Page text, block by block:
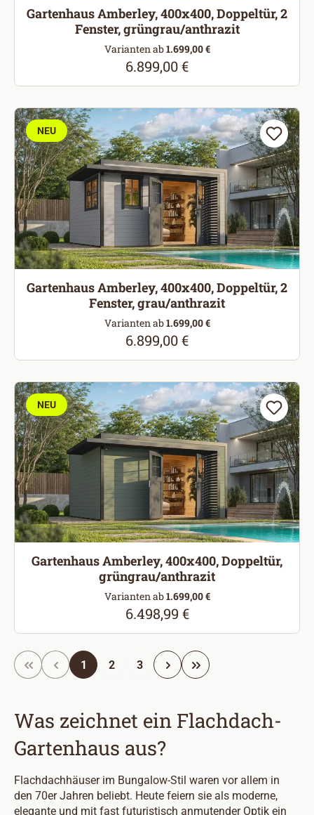
Gartenhaus Amberley, 400x400, Doppeltür, 2
Fenster, grüngrau/anthrazit
Varianten ab1.699,00 €
Regulärer Preis:
6.899,00 €
NEU
Gartenhaus Amberley, 400x400, Doppeltür, 2
Fenster, grau/anthrazit
Varianten ab1.699,00 €
Regulärer Preis:
6.899,00 €
NEU
Gartenhaus Amberley, 400x400, Doppeltür,
grüngrau/anthrazit
Varianten ab1.699,00 €
Regulärer Preis:
6.498,99 €
Seite
1 Seite
2 Seite
3
Was zeichnet ein Flachdach-
Gartenhaus aus?
Flachdachhäuser im Bungalow-Stil waren vor allem in
den 70er Jahren beliebt. Heute feiern sie als moderne,
elegante und mit fast futuristisch anmutender Optik ein